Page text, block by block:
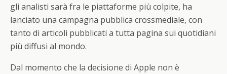
gli analisti sarà fra le piattaforme più colpite, ha
lanciato una campagna pubblica crossmediale, con
tanto di articoli pubblicati a tutta pagina sui quotidiani
più diffusi al mondo.
Dal momento che la decisione di Apple non è